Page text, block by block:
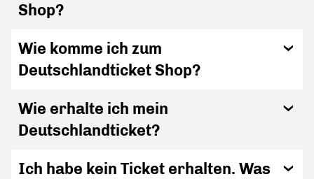
Shop?
Wie komme ich zum
Deutschlandticket Shop?
Wie erhalte ich mein
Deutschlandticket?
Ich habe kein Ticket erhalten. Was